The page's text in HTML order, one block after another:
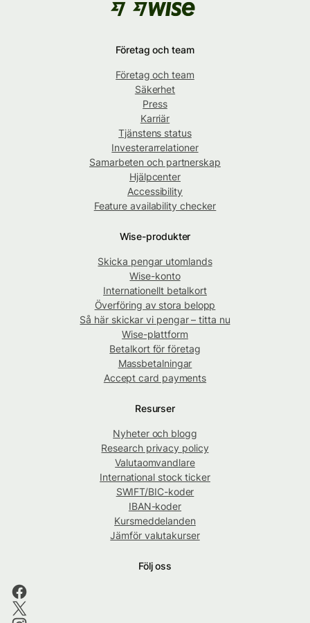
Företag och team
Företag och team
Säkerhet
Press
Karriär
Tjänstens status
Investerarrelationer
Samarbeten och partnerskap
Hjälpcenter
Accessibility
Feature availability checker
Wise-produkter
Skicka pengar utomlands
Wise-konto
Internationellt betalkort
Överföring av stora belopp
Så här skickar vi pengar – titta nu
Wise-plattform
Betalkort för företag
Massbetalningar
Accept card payments
Resurser
Nyheter och blogg
Research privacy policy
Valutaomvandlare
International stock ticker
SWIFT/BIC-koder
IBAN-koder
Kursmeddelanden
Jämför valutakurser
Följ oss